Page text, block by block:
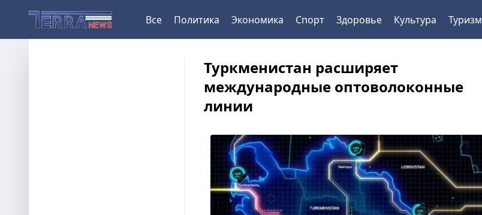
Все Политика Экономика Спорт Здоровье Культура Туризм
Туркменистан расширяет
международные оптоволоконные
линии